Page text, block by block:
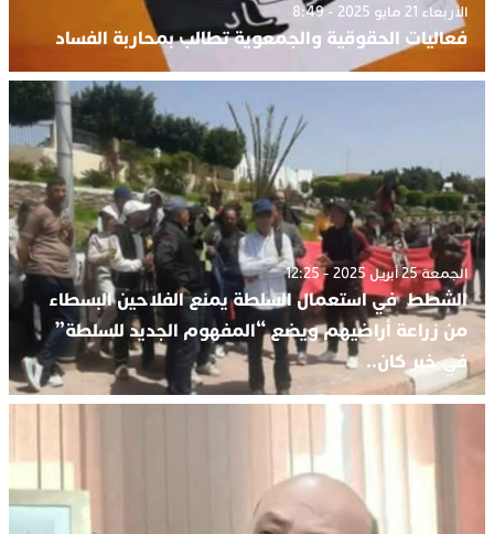
الأربعاء 21 مايو 2025 - 8:49
فعاليات الحقوقية والجمعوية تطالب بمحاربة الفساد
الجمعة 25 أبريل 2025 - 12:25
الشطط في استعمال السلطة يمنع الفلاحين البسطاء
من زراعة أراضيهم ويضع “المفهوم الجديد للسلطة”
في خبر كان..